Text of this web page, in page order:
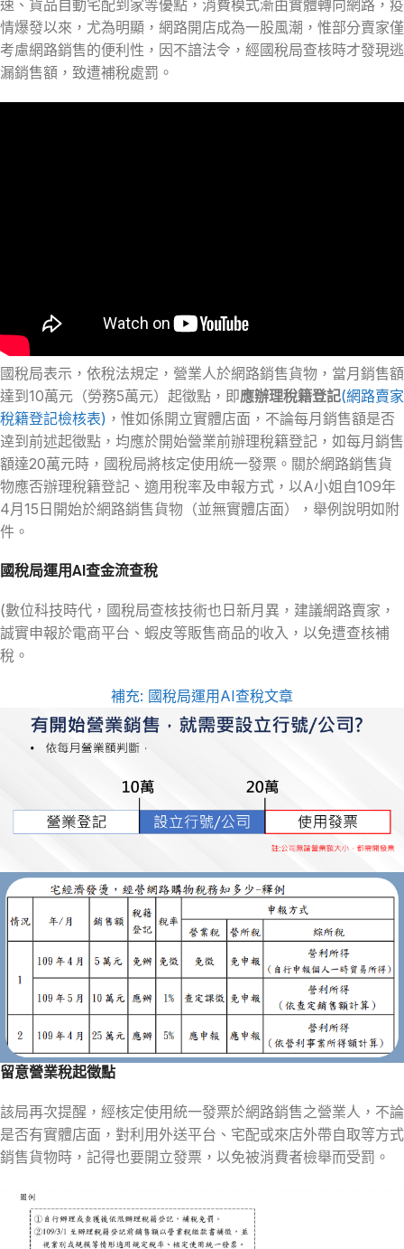
速、貨品自動宅配到家等優點，消費模式漸由實體轉向網路，疫
情爆發以來，尤為明顯，網路開店成為一股風潮，惟部分賣家僅
考慮網路銷售的便利性，因不諳法令，經國稅局查核時才發現逃
漏銷售額，致遭補稅處罰。
國稅局表示，依稅法規定，營業人於網路銷售貨物，當月銷售額
達到10萬元（勞務5萬元）起徵點，即應辦理稅籍登記(網路賣家
稅籍登記檢核表) ，惟如係開立實體店面，不論每月銷售額是否
逹到前述起徵點，均應於開始營業前辦理稅籍登記，如每月銷售
額達20萬元時，國稅局將核定使用統一發票。關於網路銷售貨
物應否辦理稅籍登記、適用稅率及申報方式，以A小姐自109年
4月15日開始於網路銷售貨物（並無實體店面），舉例說明如附
件。
國稅局運用AI查金流查稅
(數位科技時代，國稅局查核技術也日新月異，建議網路賣家，
誠實申報於電商平台、蝦皮等販售商品的收入，以免遭查核補
稅。
補充: 國稅局運用AI查稅文章
留意營業稅起徵點
該局再次提醒，經核定使用統一發票於網路銷售之營業人，不論
是否有實體店面，對利用外送平台、宅配或來店外帶自取等方式
銷售貨物時，記得也要開立發票，以免被消費者檢舉而受罰。